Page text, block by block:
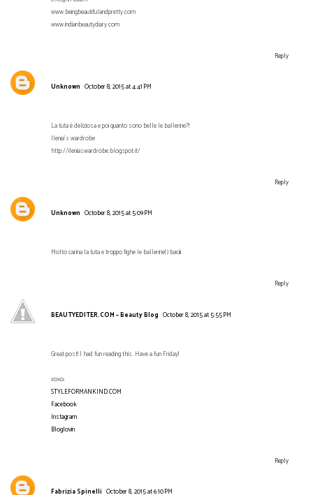
www.beingbeautifulandpretty.com
www.indianbeautydiary.com
Reply
Unknown October 8, 2015 at 4:41 PM
La tuta è deliziosa e poi quanto sono belle le ballerine?!
Ilenia's wardrobe
http://ileniaswardrobe.blogspot.it/
Reply
Unknown October 8, 2015 at 5:09 PM
Molto carina la tuta e troppo fighe le ballerine!:) baciii
Reply
BEAUTYEDITER.COM – Beauty Blog October 8, 2015 at 5:55 PM
Great post! I had fun reading this. Have a fun Friday!
xoxo;
STYLEFORMANKIND.COM
Facebook
Instagram
Bloglovin
Reply
Fabrizia Spinelli October 8, 2015 at 6:10 PM